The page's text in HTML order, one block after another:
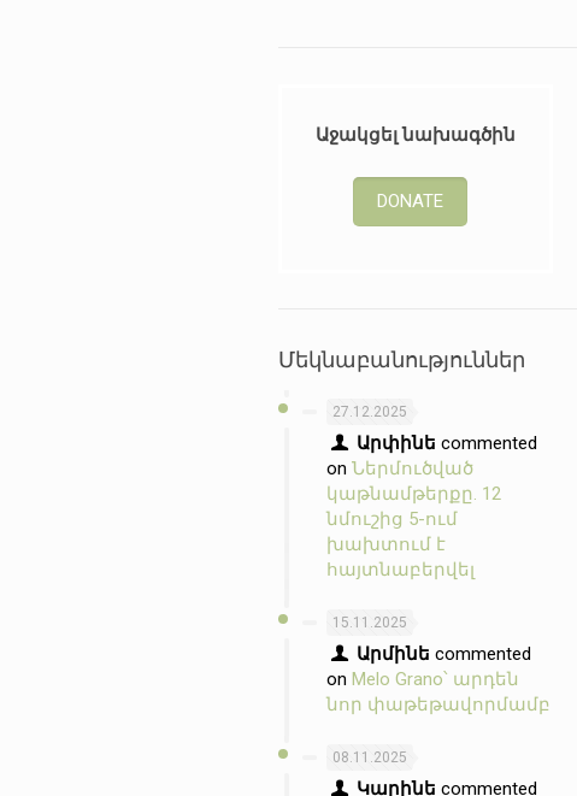
Աջակցել նախագծին
DONATE
Մեկնաբանություններ
27.12.2025
Արփինե commented
onՆերմուծված
կաթնամթերքը. 12
նմուշից 5-ում
խախտում է
հայտնաբերվել
15.11.2025
Արմինե commented
onMelo Grano՝ արդեն
նոր փաթեթավորմամբ
08.11.2025
Կարինե commented